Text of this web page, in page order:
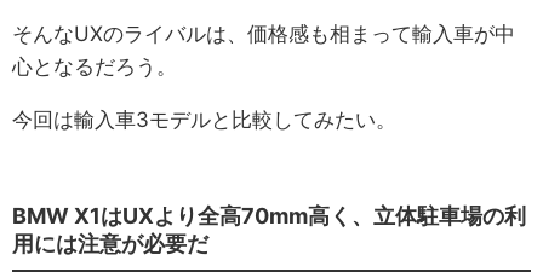
そんなUXのライバルは、価格感も相まって輸入車が中
心となるだろう。
今回は輸入車3モデルと比較してみたい。
BMW X1はUXより全高70mm高く、立体駐車場の利
用には注意が必要だ